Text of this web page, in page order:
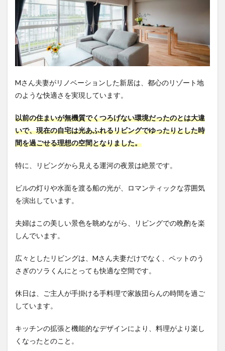
Mさん夫妻がリノベーションした新居は、都心のリゾート地
のような快適さを実現しています。
以前の住まいが無機質でくつろげない環境だったのとは大違
いで、現在の自宅は光あふれるリビングでゆったりとした時
間を過ごせる理想の空間となりました。
特に、リビングから見える運河の夜景は絶景です。
ビルの灯りや水面を渡る船の光が、ロマンティックな雰囲気
を演出しています。
夫婦はこの美しい景色を眺めながら、リビングでの晩酌を楽
しんでいます。
広々としたリビングは、Mさん夫妻だけでなく、ペットのう
さぎのソラくんにとっても快適な空間です。
休日は、ご主人が手掛ける手料理で家族団らんの時間を過ご
しています。
キッチンの拡張と機能的なデザインにより、料理がより楽し
くなったとのこと。